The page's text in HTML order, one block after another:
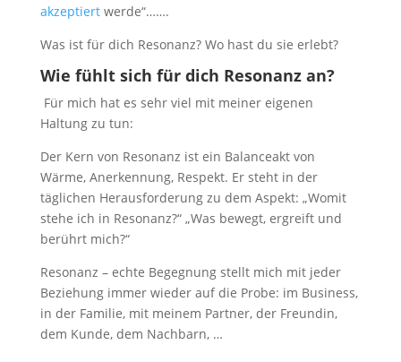
akzeptiertwerde“…….
Was ist für dich Resonanz? Wo hast du sie erlebt?
Wie fühlt sich für dich Resonanz an?
Für mich hat es sehr viel mit meiner eigenen
Haltung zu tun:
Der Kern von Resonanz ist ein Balanceakt von
Wärme, Anerkennung, Respekt. Er steht in der
täglichen Herausforderung zu dem Aspekt: „Womit
stehe ich in Resonanz?“ „Was bewegt, ergreift und
berührt mich?“
Resonanz – echte Begegnung stellt mich mit jeder
Beziehung immer wieder auf die Probe: im Business,
in der Familie, mit meinem Partner, der Freundin,
dem Kunde, dem Nachbarn, …